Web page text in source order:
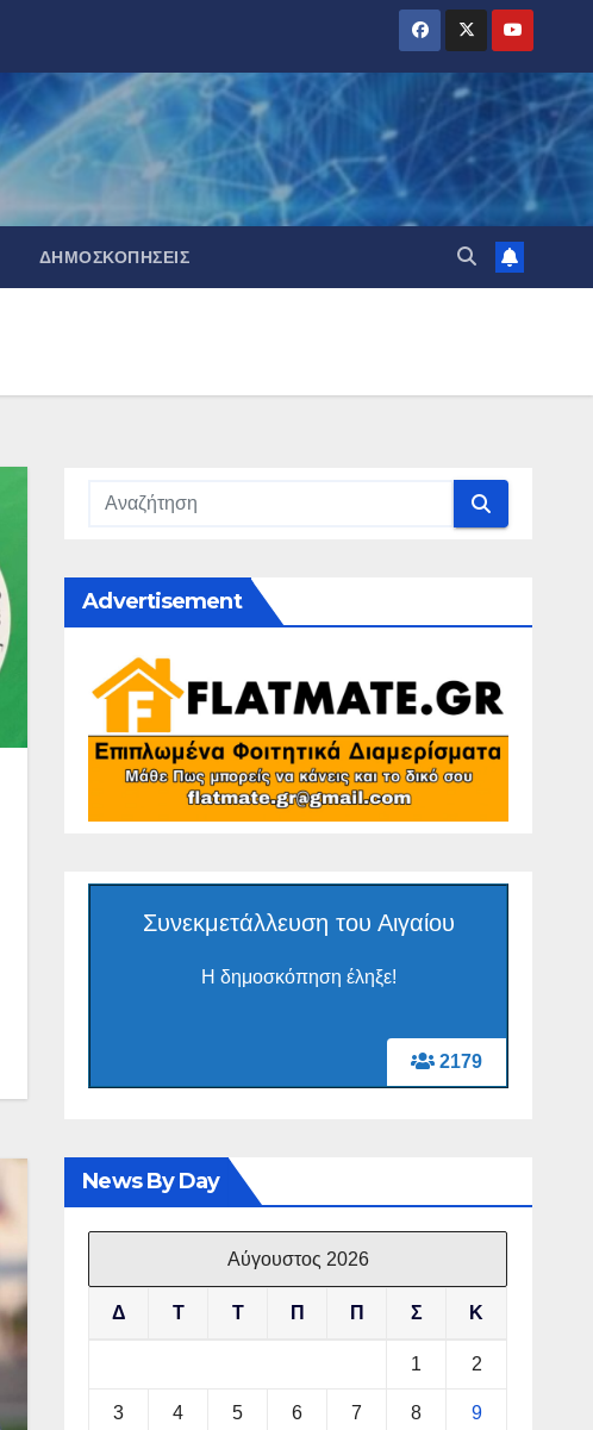
ΔΗΜΟΣΚΟΠΉΣΕΙΣ
Advertisement
2179
Συνεκμετάλλευση του Αιγαίου
Η δημοσκόπηση έληξε!
News By Day
Αύγουστος 2026
Δ Τ Τ Π Π Σ Κ
1 2
3 4 5 6 7 8 9